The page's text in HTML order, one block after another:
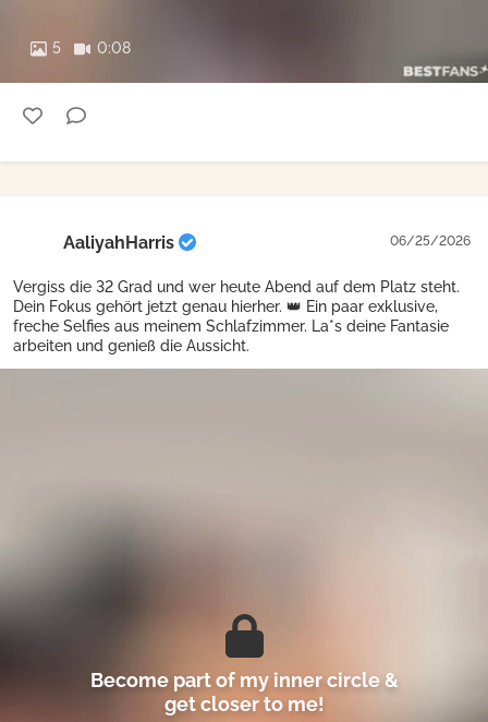
5 0:08
AaliyahHarris 06/25/2026
Vergiss die 32 Grad und wer heute Abend auf dem Platz steht.
Dein Fokus gehört jetzt genau hierher. 👑 Ein paar exklusive,
freche Selfies aus meinem Schlafzimmer. La*s deine Fantasie
arbeiten und genieß die Aussicht.
Become part of my inner circle &
get closer to me!